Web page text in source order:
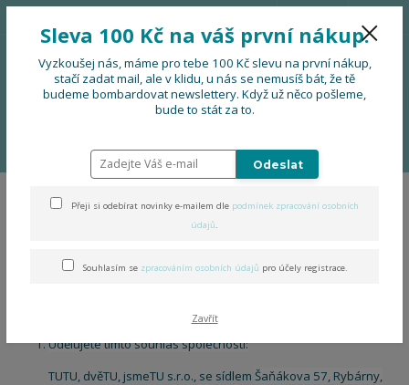
Menu
0 Kč
zákaznické spokojenosti
Souhlas se zpracováním
osobních údajů pro účely
Udělujete tímto souhlas společnosti:
TUTU, dvěTU, jsmeTU s.r.o., se sídlem Šaňákova 57, Rybárny,
Sleva 100 Kč na váš první nákup.
Vyzkoušej nás, máme pro tebe 100 Kč slevu na první nákup,
stačí zadat mail, ale v klidu, u nás se nemusíš bát, že tě
budeme bombardovat newslettery. Když už něco pošleme,
bude to stát za to.
Odeslat
Přeji si odebírat novinky e-mailem dle podmínek zpracování osobních
údajů.
Souhlasím se zpracováním osobních údajů pro účely registrace.
Zavřít